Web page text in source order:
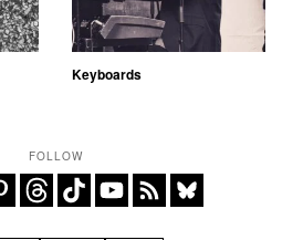
Keyboards
FOLLOW